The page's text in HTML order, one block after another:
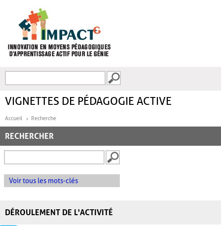
FORMULAIRE DE
VIGNETTES DE PÉDAGOGIE ACTIVE
Accueil Recherche
RECHERCHER
Voir tous les mots-clés
DÉROULEMENT DE L'ACTIVITÉ